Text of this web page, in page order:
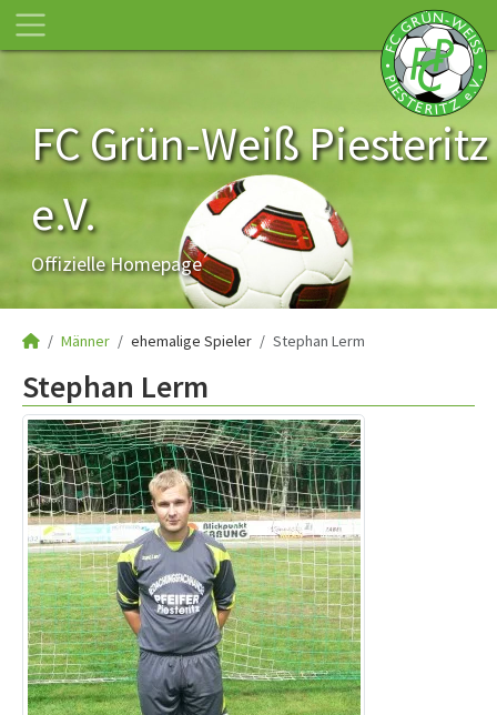
FC Grün-Weiß Piesteritz
e.V.
Offizielle Homepage
Männer ehemalige Spieler Stephan Lerm
Stephan Lerm